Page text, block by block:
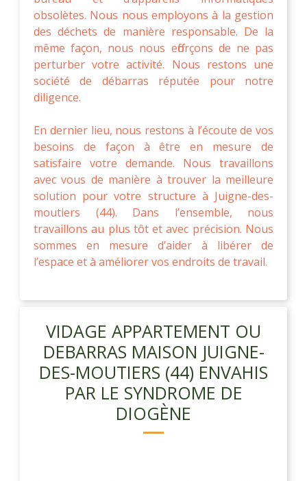
obsolètes. Nous nous employons à la gestion
des déchets de manière responsable. De la
même façon, nous nous efforçons de ne pas
perturber votre activité. Nous restons une
société de débarras réputée pour notre
diligence.
En dernier lieu, nous restons à l’écoute de vos
besoins de façon à être en mesure de
satisfaire votre demande. Nous travaillons
avec vous de manière à trouver la meilleure
solution pour votre structure à Juigne-des-
moutiers (44). Dans l’ensemble, nous
travaillons au plus tôt et avec précision. Nous
sommes en mesure d’aider à libérer de
l’espace et à améliorer vos endroits de travail.
VIDAGE APPARTEMENT OU
DEBARRAS MAISON JUIGNE-
DES-MOUTIERS (44) ENVAHIS
PAR LE SYNDROME DE
DIOGÈNE